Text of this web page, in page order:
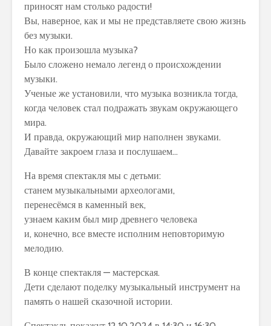
приносят нам столько радости!
Вы, наверное, как и мы не представляете свою жизнь
без музыки.
Но как произошла музыка?
Было сложено немало легенд о происхождении
музыки.
Ученые же установили, что музыка возникла тогда,
когда человек стал подражать звукам окружающего
мира.
И правда, окружающий мир наполнен звуками.
Давайте закроем глаза и послушаем…
На время спектакля мы с детьми:
станем музыкальными археологами,
перенесёмся в каменный век,
узнаем каким был мир древнего человека
и, конечно, все вместе исполним неповторимую
мелодию.
В конце спектакля — мастерская.
Дети сделают поделку музыкальный инструмент на
память о нашей сказочной истории.